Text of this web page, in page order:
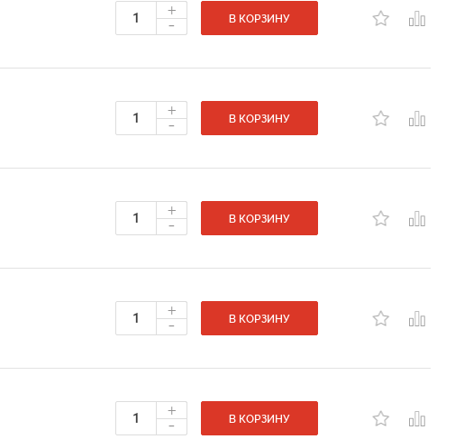
+
- В КОРЗИНУ
+
- В КОРЗИНУ
+
- В КОРЗИНУ
+
- В КОРЗИНУ
+
- В КОРЗИНУ